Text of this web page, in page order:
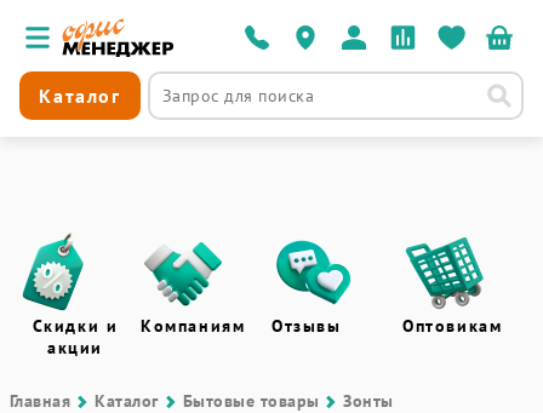
Каталог
Скидки и
акции
Компаниям Отзывы Оптовикам
Главная Каталог Бытовые товары Зонты